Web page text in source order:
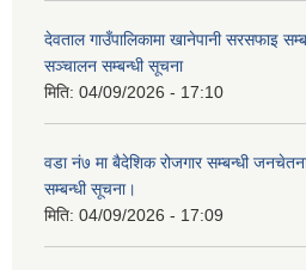
देवताल गाउँपालिकामा खानेपानी सरसफाइ
सञ्चालन सम्बन्धी सूचना
मिति: 04/09/2026 - 17:10
वडा नं७ मा बैदेशिक रोजगार सम्बन्धी
सम्बन्धी सूचना।
मिति: 04/09/2026 - 17:09